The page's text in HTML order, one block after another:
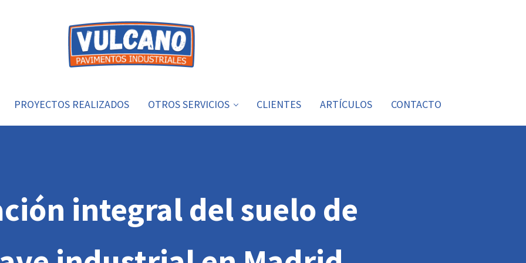
PROYECTOS REALIZADOS OTROS SERVICIOS CLIENTES ARTÍCULOS CONTACTO
integral del suelo de